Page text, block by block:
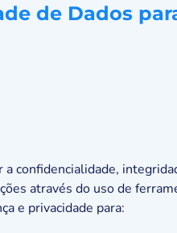
de Dados
a confidencialidade,
através do uso de
e privacidade para: